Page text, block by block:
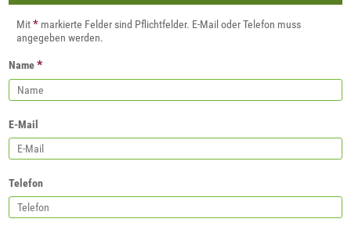
Mit* markierte Felder sind Pflichtfelder. E-Mail oder Telefon muss
angegeben werden.
Name*
E-Mail
Telefon